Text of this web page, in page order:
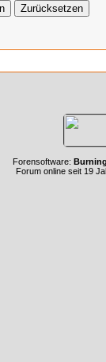
Forensoftware:
Forum online seit 19